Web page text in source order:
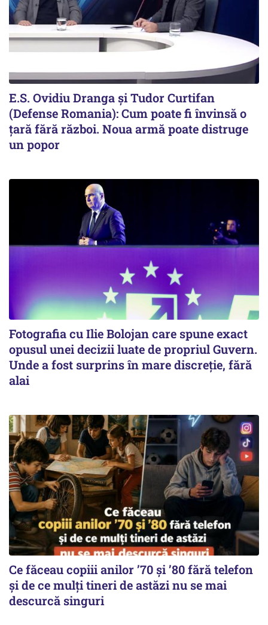
E.S. Ovidiu Dranga și Tudor Curtifan
(Defense Romania): Cum poate fi învinsă o
țară fără război. Noua armă poate distruge
un popor
Fotografia cu Ilie Bolojan care spune exact
opusul unei decizii luate de propriul Guvern.
Unde a fost surprins în mare discreție, fără
alai
Ce făceau copiii anilor ’70 și ’80 fără telefon
și de ce mulți tineri de astăzi nu se mai
descurcă singuri